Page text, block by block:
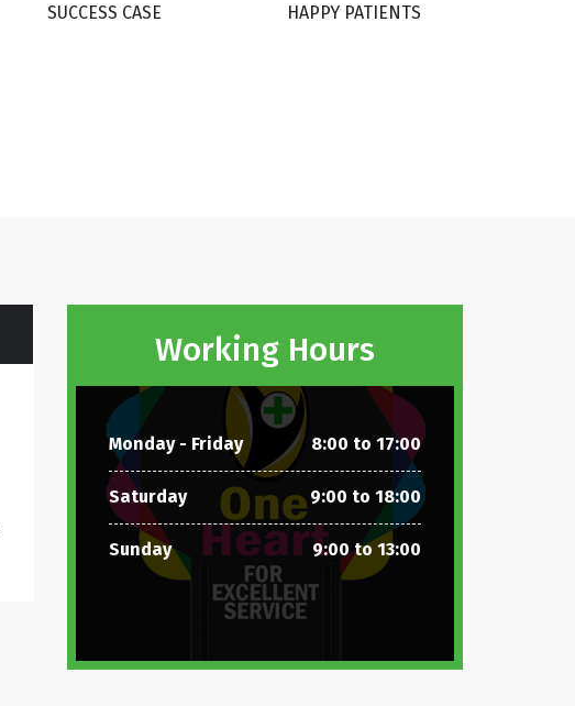
SUCCESS CASE HAPPY PATIENTS
Working Hours
Monday - Friday 8:00 to 17:00
Saturday 9:00 to 18:00
Sunday 9:00 to 13:00